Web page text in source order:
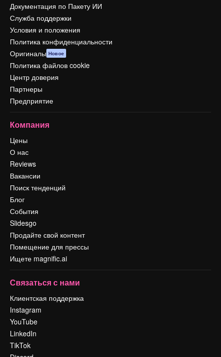
Документация по Пакету ИИ
Служба поддержки
Условия и положения
Политика конфиденциальности
Оригиналы Новое
Политика файлов cookie
Центр доверия
Партнеры
Предприятие
Компания
Цены
О нас
Reviews
Вакансии
Поиск тенденций
Блог
События
Slidesgo
Продайте свой контент
Помещение для прессы
Ищете magnific.ai
Связаться с нами
Клиентская поддержка
Instagram
YouTube
LinkedIn
TikTok